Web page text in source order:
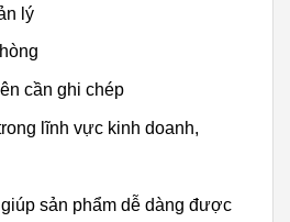
lý
cần ghi chép
lĩnh vực kinh doanh,
sản phẩm dễ dàng được